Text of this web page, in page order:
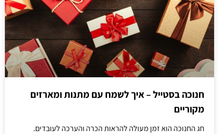
חנוכה בסטייל – איך לשמח עם מתנות ומארזים
מקוריים
חג החנוכה הוא זמן מעולה להראות הכרה והערכה לעובדים.